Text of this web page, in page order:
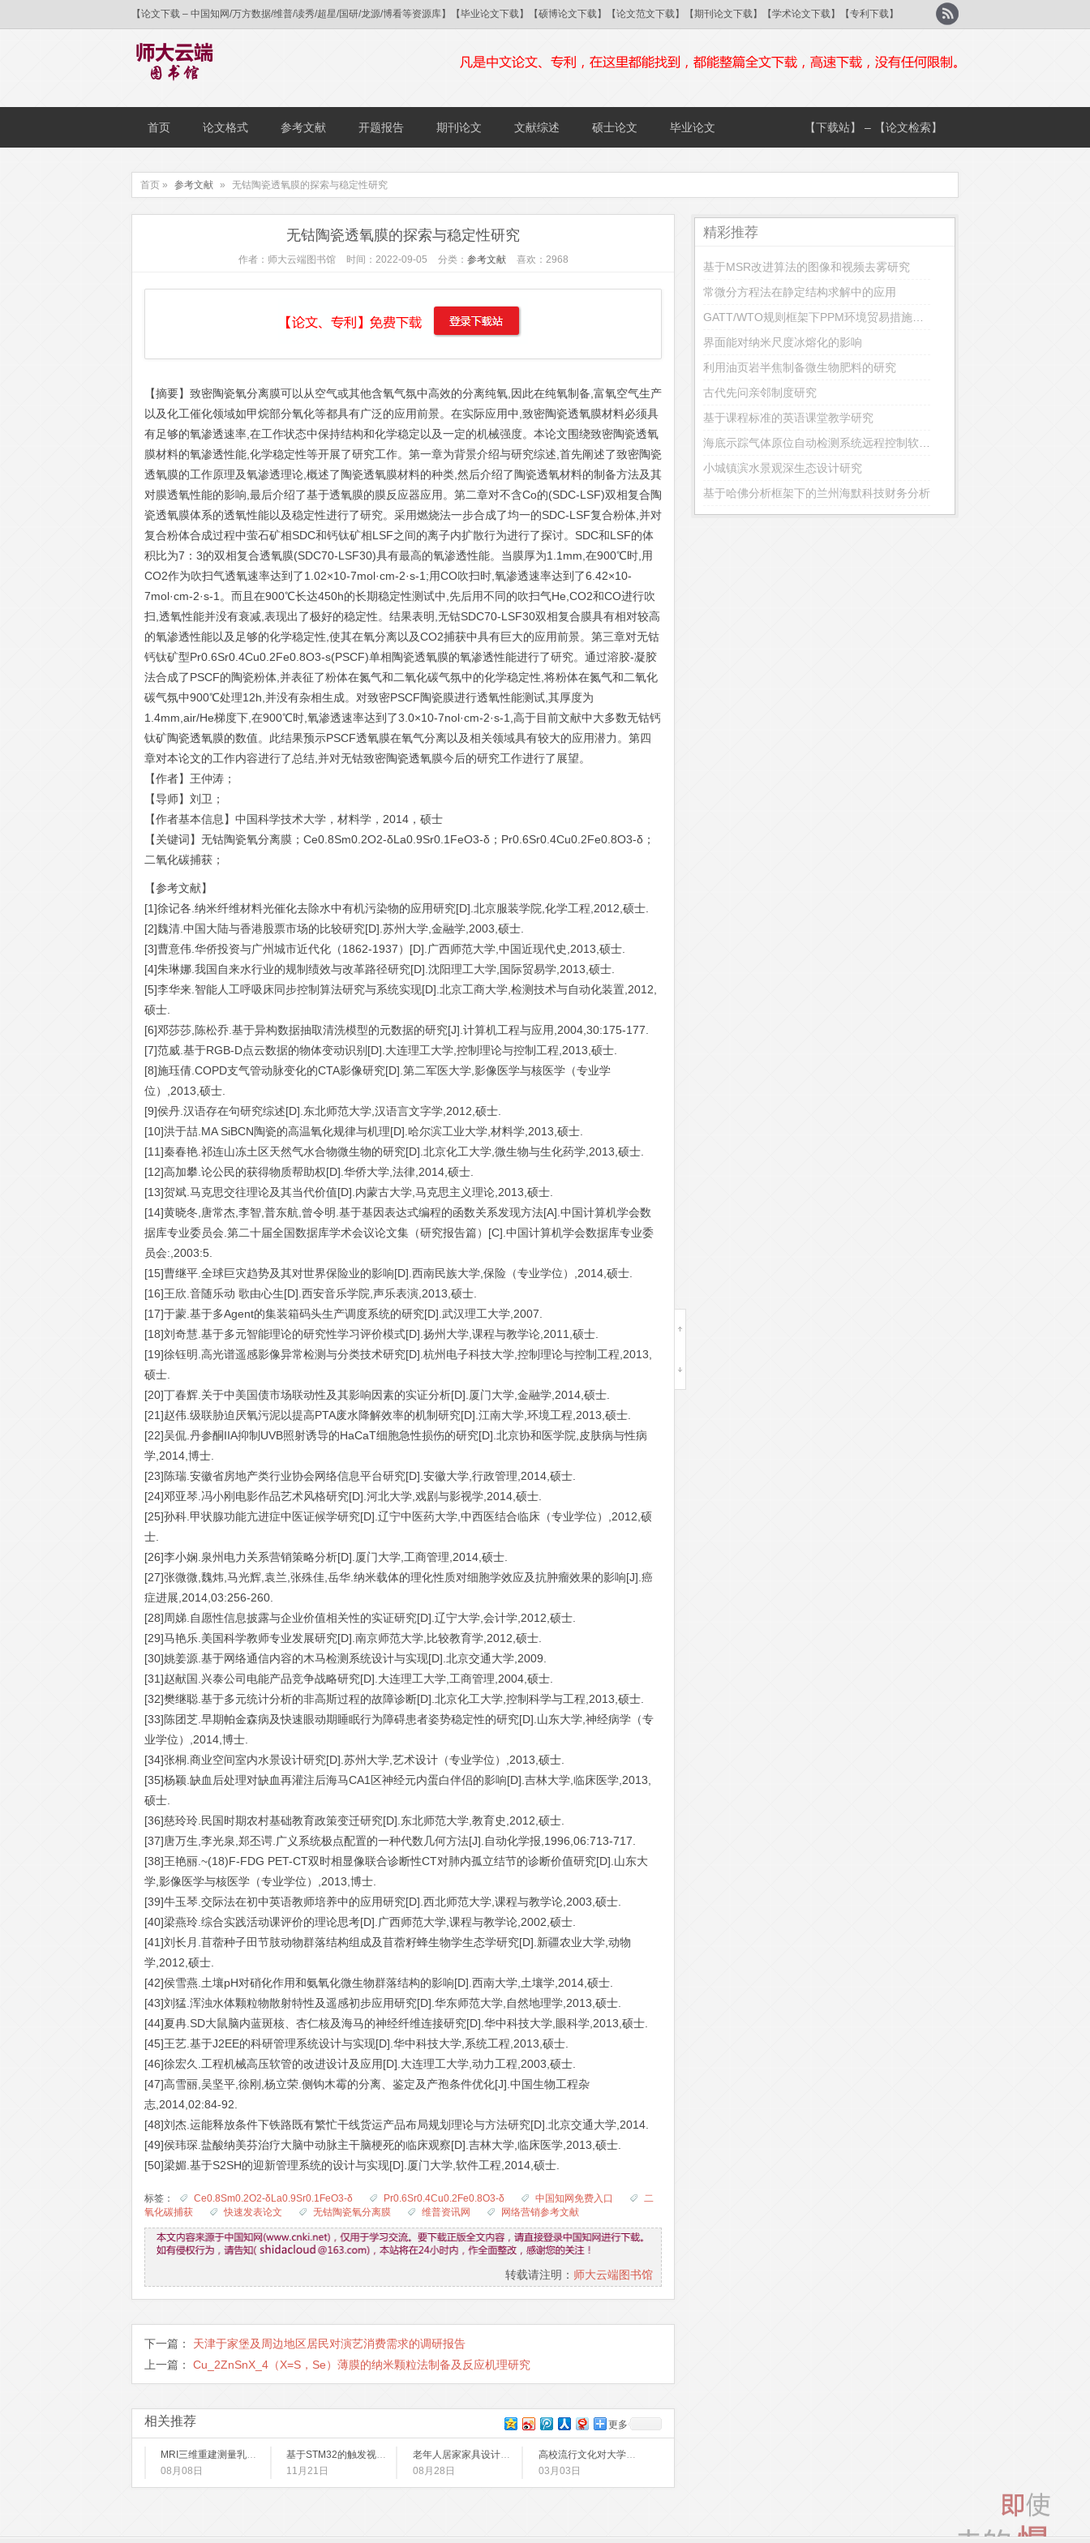
【论文下载 – 中国知网/万方数据/维普/读秀/超星/国研/龙源/博看等资源库】【毕业论文下载】【硕博论文下载】【论文范文下载】【期刊论文下载】【学术论文下载】【专利下载】
首页 论文格式 参考文献 开题报告 期刊论文 文献综述 硕士论文 毕业论文 【下载站】 – 【论文检索】
首页 » 参考文献 » 无钴陶瓷透氧膜的探索与稳定性研究
无钴陶瓷透氧膜的探索与稳定性研究
作者：师大云端图书馆 时间：2022-09-05 分类： 参考文献 喜欢：2968
【摘要】致密陶瓷氧分离膜可以从空气或其他含氧气氛中高效的分离纯氧,因此在纯氧制备,富氧空气生产
以及化工催化领域如甲烷部分氧化等都具有广泛的应用前景。在实际应用中,致密陶瓷透氧膜材料必须具
有足够的氧渗透速率,在工作状态中保持结构和化学稳定以及一定的机械强度。本论文围绕致密陶瓷透氧
膜材料的氧渗透性能,化学稳定性等开展了研究工作。第一章为背景介绍与研究综述,首先阐述了致密陶瓷
透氧膜的工作原理及氧渗透理论,概述了陶瓷透氧膜材料的种类,然后介绍了陶瓷透氧材料的制备方法及其
对膜透氧性能的影响,最后介绍了基于透氧膜的膜反应器应用。第二章对不含Co的(SDC-LSF)双相复合陶
瓷透氧膜体系的透氧性能以及稳定性进行了研究。采用燃烧法一步合成了均一的SDC-LSF复合粉体,并对
复合粉体合成过程中萤石矿相SDC和钙钛矿相LSF之间的离子内扩散行为进行了探讨。SDC和LSF的体
积比为7：3的双相复合透氧膜(SDC70-LSF30)具有最高的氧渗透性能。当膜厚为1.1mm,在900℃时,用
CO2作为吹扫气透氧速率达到了1.02×10-7mol·cm-2·s-1;用CO吹扫时,氧渗透速率达到了6.42×10-
7mol·cm-2·s-1。而且在900℃长达450h的长期稳定性测试中,先后用不同的吹扫气He,CO2和CO进行吹
扫,透氧性能并没有衰减,表现出了极好的稳定性。结果表明,无钴SDC70-LSF30双相复合膜具有相对较高
的氧渗透性能以及足够的化学稳定性,使其在氧分离以及CO2捕获中具有巨大的应用前景。第三章对无钴
钙钛矿型Pr0.6Sr0.4Cu0.2Fe0.8O3-s(PSCF)单相陶瓷透氧膜的氧渗透性能进行了研究。通过溶胶-凝胶
法合成了PSCF的陶瓷粉体,并表征了粉体在氮气和二氧化碳气氛中的化学稳定性,将粉体在氮气和二氧化
碳气氛中900℃处理12h,并没有杂相生成。对致密PSCF陶瓷膜进行透氧性能测试,其厚度为
1.4mm,air/He梯度下,在900℃时,氧渗透速率达到了3.0×10-7nol·cm-2·s-1,高于目前文献中大多数无钴钙
钛矿陶瓷透氧膜的数值。此结果预示PSCF透氧膜在氧气分离以及相关领域具有较大的应用潜力。第四
章对本论文的工作内容进行了总结,并对无钴致密陶瓷透氧膜今后的研究工作进行了展望。
【作者】王仲涛；
【导师】刘卫；
【作者基本信息】中国科学技术大学，材料学，2014，硕士
【关键词】无钴陶瓷氧分离膜；Ce0.8Sm0.2O2-δLa0.9Sr0.1FeO3-δ；Pr0.6Sr0.4Cu0.2Fe0.8O3-δ；
二氧化碳捕获；
【参考文献】
[1]徐记各.纳米纤维材料光催化去除水中有机污染物的应用研究[D].北京服装学院,化学工程,2012,硕士.
[2]魏清.中国大陆与香港股票市场的比较研究[D].苏州大学,金融学,2003,硕士.
[3]曹意伟.华侨投资与广州城市近代化（1862-1937）[D].广西师范大学,中国近现代史,2013,硕士.
[4]朱琳娜.我国自来水行业的规制绩效与改革路径研究[D].沈阳理工大学,国际贸易学,2013,硕士.
[5]李华来.智能人工呼吸床同步控制算法研究与系统实现[D].北京工商大学,检测技术与自动化装置,2012,
硕士.
[6]邓莎莎,陈松乔.基于异构数据抽取清洗模型的元数据的研究[J].计算机工程与应用,2004,30:175-177.
[7]范威.基于RGB-D点云数据的物体变动识别[D].大连理工大学,控制理论与控制工程,2013,硕士.
[8]施珏倩.COPD支气管动脉变化的CTA影像研究[D].第二军医大学,影像医学与核医学（专业学
位）,2013,硕士.
[9]侯丹.汉语存在句研究综述[D].东北师范大学,汉语言文字学,2012,硕士.
[10]洪于喆.MA SiBCN陶瓷的高温氧化规律与机理[D].哈尔滨工业大学,材料学,2013,硕士.
[11]秦春艳.祁连山冻土区天然气水合物微生物的研究[D].北京化工大学,微生物与生化药学,2013,硕士.
[12]高加攀.论公民的获得物质帮助权[D].华侨大学,法律,2014,硕士.
[13]贺斌.马克思交往理论及其当代价值[D].内蒙古大学,马克思主义理论,2013,硕士.
[14]黄晓冬,唐常杰,李智,普东航,曾令明.基于基因表达式编程的函数关系发现方法[A].中国计算机学会数
据库专业委员会.第二十届全国数据库学术会议论文集（研究报告篇）[C].中国计算机学会数据库专业委
员会:,2003:5.
[15]曹继平.全球巨灾趋势及其对世界保险业的影响[D].西南民族大学,保险（专业学位）,2014,硕士.
[16]王欣.音随乐动 歌由心生[D].西安音乐学院,声乐表演,2013,硕士.
[17]于蒙.基于多Agent的集装箱码头生产调度系统的研究[D].武汉理工大学,2007.
[18]刘奇慧.基于多元智能理论的研究性学习评价模式[D].扬州大学,课程与教学论,2011,硕士.
[19]徐钰明.高光谱遥感影像异常检测与分类技术研究[D].杭州电子科技大学,控制理论与控制工程,2013,
硕士.
[20]丁春辉.关于中美国债市场联动性及其影响因素的实证分析[D].厦门大学,金融学,2014,硕士.
[21]赵伟.级联胁迫厌氧污泥以提高PTA废水降解效率的机制研究[D].江南大学,环境工程,2013,硕士.
[22]吴侃.丹参酮IIA抑制UVB照射诱导的HaCaT细胞急性损伤的研究[D].北京协和医学院,皮肤病与性病
学,2014,博士.
[23]陈瑞.安徽省房地产类行业协会网络信息平台研究[D].安徽大学,行政管理,2014,硕士.
[24]邓亚琴.冯小刚电影作品艺术风格研究[D].河北大学,戏剧与影视学,2014,硕士.
[25]孙科.甲状腺功能亢进症中医证候学研究[D].辽宁中医药大学,中西医结合临床（专业学位）,2012,硕
士.
[26]李小娴.泉州电力关系营销策略分析[D].厦门大学,工商管理,2014,硕士.
[27]张微微,魏炜,马光辉,袁兰,张殊佳,岳华.纳米载体的理化性质对细胞学效应及抗肿瘤效果的影响[J].癌
症进展,2014,03:256-260.
[28]周娣.自愿性信息披露与企业价值相关性的实证研究[D].辽宁大学,会计学,2012,硕士.
[29]马艳乐.美国科学教师专业发展研究[D].南京师范大学,比较教育学,2012,硕士.
[30]姚姜源.基于网络通信内容的木马检测系统设计与实现[D].北京交通大学,2009.
[31]赵献国.兴泰公司电能产品竞争战略研究[D].大连理工大学,工商管理,2004,硕士.
[32]樊继聪.基于多元统计分析的非高斯过程的故障诊断[D].北京化工大学,控制科学与工程,2013,硕士.
[33]陈团芝.早期帕金森病及快速眼动期睡眠行为障碍患者姿势稳定性的研究[D].山东大学,神经病学（专
业学位）,2014,博士.
[34]张桐.商业空间室内水景设计研究[D].苏州大学,艺术设计（专业学位）,2013,硕士.
[35]杨颖.缺血后处理对缺血再灌注后海马CA1区神经元内蛋白伴侣的影响[D].吉林大学,临床医学,2013,
硕士.
[36]慈玲玲.民国时期农村基础教育政策变迁研究[D].东北师范大学,教育史,2012,硕士.
[37]唐万生,李光泉,郑丕谔.广义系统极点配置的一种代数几何方法[J].自动化学报,1996,06:713-717.
[38]王艳丽.~(18)F-FDG PET-CT双时相显像联合诊断性CT对肺内孤立结节的诊断价值研究[D].山东大
学,影像医学与核医学（专业学位）,2013,博士.
[39]牛玉琴.交际法在初中英语教师培养中的应用研究[D].西北师范大学,课程与教学论,2003,硕士.
[40]梁燕玲.综合实践活动课评价的理论思考[D].广西师范大学,课程与教学论,2002,硕士.
[41]刘长月.苜蓿种子田节肢动物群落结构组成及苜蓿籽蜂生物学生态学研究[D].新疆农业大学,动物
学,2012,硕士.
[42]侯雪燕.土壤pH对硝化作用和氨氧化微生物群落结构的影响[D].西南大学,土壤学,2014,硕士.
[43]刘猛.浑浊水体颗粒物散射特性及遥感初步应用研究[D].华东师范大学,自然地理学,2013,硕士.
[44]夏冉.SD大鼠脑内蓝斑核、杏仁核及海马的神经纤维连接研究[D].华中科技大学,眼科学,2013,硕士.
[45]王艺.基于J2EE的科研管理系统设计与实现[D].华中科技大学,系统工程,2013,硕士.
[46]徐宏久.工程机械高压软管的改进设计及应用[D].大连理工大学,动力工程,2003,硕士.
[47]高雪丽,吴坚平,徐刚,杨立荣.侧钩木霉的分离、鉴定及产孢条件优化[J].中国生物工程杂
志,2014,02:84-92.
[48]刘杰.运能释放条件下铁路既有繁忙干线货运产品布局规划理论与方法研究[D].北京交通大学,2014.
[49]侯玮琛.盐酸纳美芬治疗大脑中动脉主干脑梗死的临床观察[D].吉林大学,临床医学,2013,硕士.
[50]梁媚.基于S2SH的迎新管理系统的设计与实现[D].厦门大学,软件工程,2014,硕士.
标签： Ce0.8Sm0.2O2-δLa0.9Sr0.1FeO3-δ Pr0.6Sr0.4Cu0.2Fe0.8O3-δ 中国知网免费入口
二
氧化碳捕获
快速发表论文 无钴陶瓷氧分离膜 维普资讯网 网络营销参考文献
转载请注明： 师大云端图书馆
下一篇： 天津于家堡及周边地区居民对演艺消费需求的调研报告
上一篇： Cu_2ZnSnX_4（X=S，Se）薄膜的纳米颗粒法制备及反应机理研究
相关推荐 更多
08月08日
11月21日
老年人居家家具设计研究
08月28日
高校流行文化对大学生的影响及对策探析
03月03日
精彩推荐
基于MSR改进算法的图像和视频去雾研究
常微分方程法在静定结构求解中的应用
界面能对纳米尺度冰熔化的影响
利用油页岩半焦制备微生物肥料的研究
古代先问亲邻制度研究
基于课程标准的英语课堂教学研究
小城镇滨水景观深生态设计研究
基于哈佛分析框架下的兰州海默科技财务分析